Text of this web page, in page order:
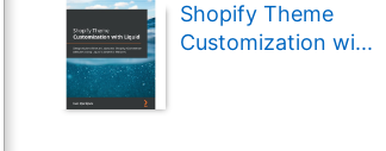
Shopify Theme
Customization wi...